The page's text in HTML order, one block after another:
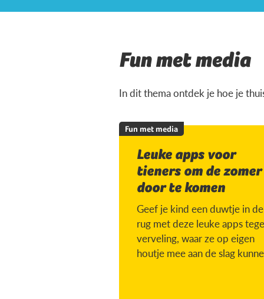
Fun met media
In dit thema ontdek je hoe je
Fun met media
Leuke apps voor
tieners om de zomer
door te komen
Geef je kind een duwtje in de
rug met deze leuke apps
verveling, waar ze op eigen
houtje mee aan de slag